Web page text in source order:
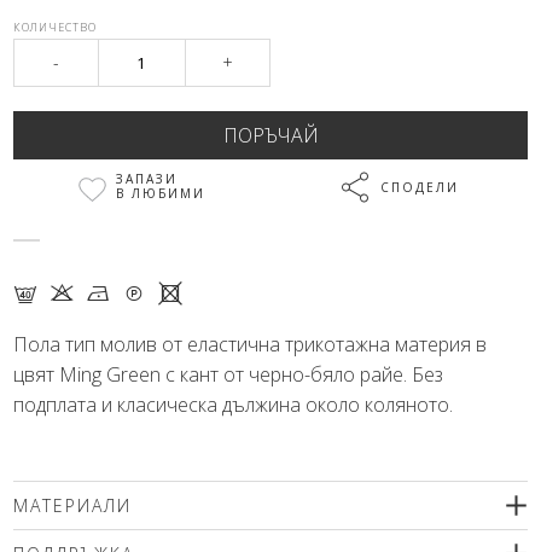
КОЛИЧЕСТВО
- +
ЗАПАЗИ
В ЛЮБИМИ
СПОДЕЛИ
F K N Q X
Пола тип молив от еластична трикотажна материя в
цвят Ming Green с кант от черно-бяло райе. Без
подплата и класическа дължина около коляното.
МАТЕРИАЛИ